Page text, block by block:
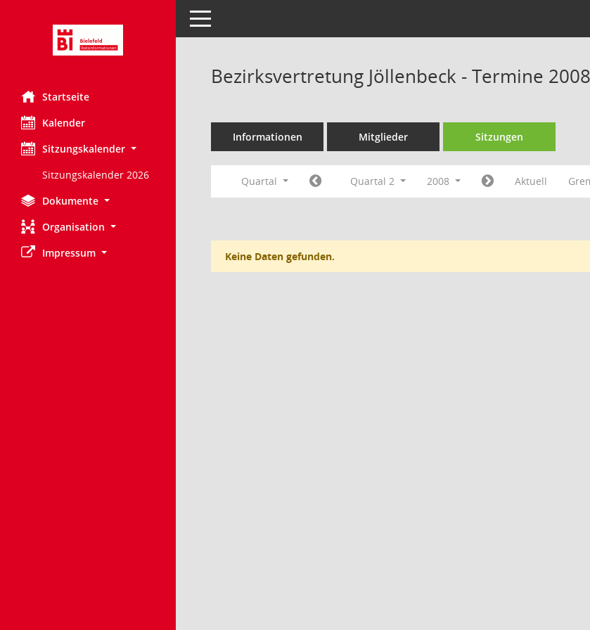
Startseite
Kalender
Sitzungskalender
Sitzungskalender 2026
Dokumente
Organisation
Impressum
Toggle navigation
Bezirksvertretung Jöllenbeck - Termine 2008
Informationen Mitglieder Sitzungen
Quartal Quartal 2 2008 Aktuell
Keine Daten gefunden.